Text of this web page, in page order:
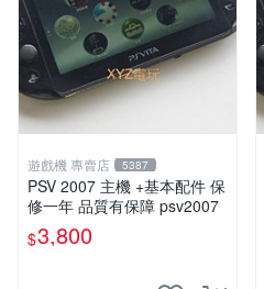
遊戲機 專賣店 5387
PSV 2007 主機 +基本配件 保
修一年 品質有保障 psv2007
$3,800